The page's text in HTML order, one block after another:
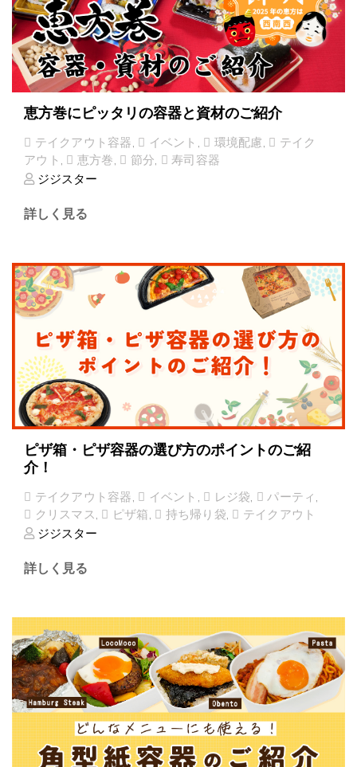
恵方巻にピッタリの容器と資材のご紹介
テイクアウト容器, イベント , 環境配慮,
テイク
アウト , 恵方巻, 節分,
寿司容器
ジジスター
詳しく見る
ピザ箱・ピザ容器の選び方のポイントのご紹
介！
テイクアウト容器, イベント , レジ袋, パーティ ,
クリスマス, ピザ箱, 持ち帰り袋,
テイクアウト
ジジスター
詳しく見る